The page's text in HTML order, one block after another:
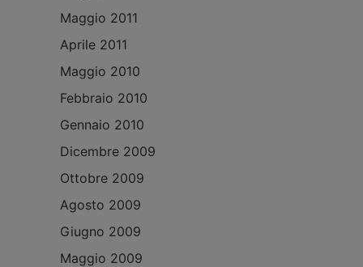
Maggio 2011
Aprile 2011
Maggio 2010
Febbraio 2010
Gennaio 2010
Dicembre 2009
Ottobre 2009
Agosto 2009
Giugno 2009
Maggio 2009